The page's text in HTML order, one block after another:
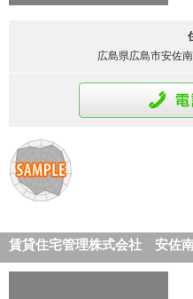
広島県広島市安佐
賃貸住宅管理株式会社 安佐